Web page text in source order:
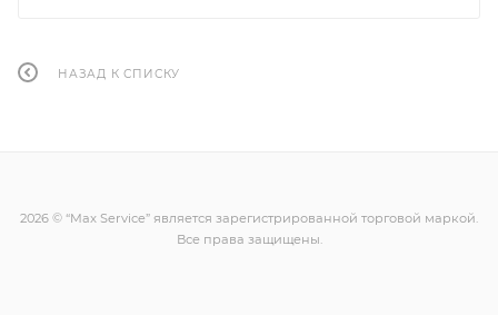
НАЗАД К СПИСКУ
2026 © “Max Service” является зарегистрированной торговой маркой.
Все права защищены.